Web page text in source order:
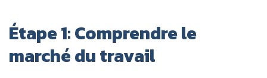
Étape 1: Comprendre le
marché du travail